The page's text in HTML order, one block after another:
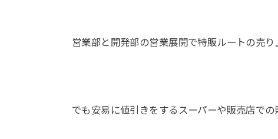
営業部と開発部の営業展開で特販ルートの売り
でも安易に値引きをするスーパーや販売店で